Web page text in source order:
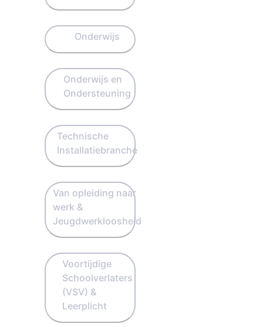
Onderwijs
Onderwijs en
Ondersteuning
Technische
Installatiebranche
Van opleiding naar
werk &
Jeugdwerkloosheid
Voortijdige
Schoolverlaters
(VSV) &
Leerplicht